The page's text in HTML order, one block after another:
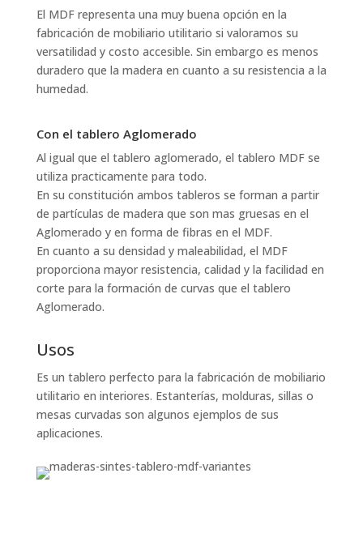
El MDF representa una muy buena opción en la
fabricación de mobiliario utilitario si valoramos su
versatilidad y costo accesible. Sin embargo es menos
duradero que la madera en cuanto a su resistencia a la
humedad.
Con el tablero Aglomerado
Al igual que el tablero aglomerado, el tablero MDF se
utiliza practicamente para todo.
En su constitución ambos tableros se forman a partir
de partículas de madera que son mas gruesas en el
Aglomerado y en forma de fibras en el MDF.
En cuanto a su densidad y maleabilidad, el MDF
proporciona mayor resistencia, calidad y la facilidad en
corte para la formación de curvas que el tablero
Aglomerado.
Usos
Es un tablero perfecto para la fabricación de mobiliario
utilitario en interiores. Estanterías, molduras, sillas o
mesas curvadas son algunos ejemplos de sus
aplicaciones.